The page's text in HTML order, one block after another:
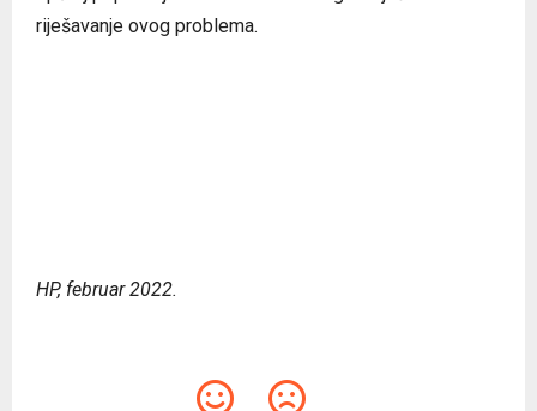
riješavanje ovog problema.
HP, februar 2022.